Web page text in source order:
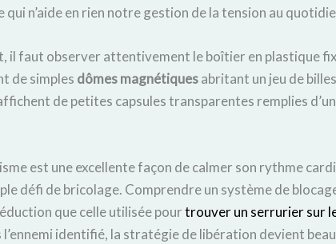
n’aide en rien notre gestion de la tension au
il faut observer attentivement le boîtier en plastique
de simples dômes magnétiquesabritant un jeu de billes
de petites capsules transparentes remplies
est une excellente façon de calmer son rythme
défi de bricolage. Comprendre un système de
que celle utilisée pourtrouver un serrurier sur
identifié, la stratégie de libération devient